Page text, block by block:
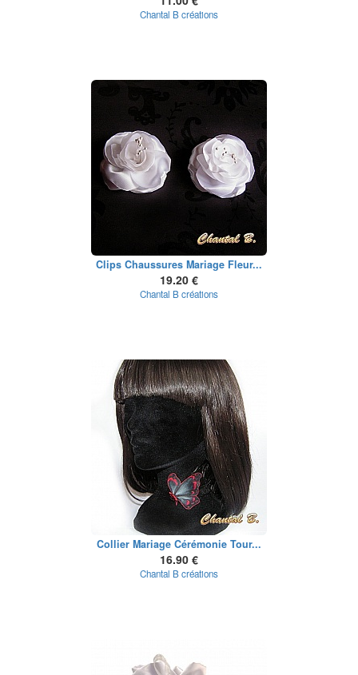
Chantal B créations
Clips Chaussures Mariage Fleur...
19.20 €
Chantal B créations
Collier Mariage Cérémonie Tour...
16.90 €
Chantal B créations